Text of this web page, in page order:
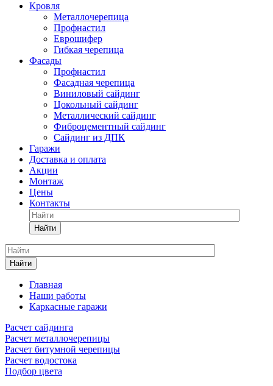
Кровля
Металлочерепица
Профнастил
Еврошифер
Гибкая черепица
Фасады
Профнастил
Фасадная черепица
Виниловый сайдинг
Цокольный сайдинг
Металлический сайдинг
Фиброцементный сайдинг
Сайдинг из ДПК
Гаражи
Доставка и оплата
Акции
Монтаж
Цены
Контакты
Найти
Найти
Главная
Наши работы
Каркасные гаражи
Расчет сайдинга
Расчет металлочерепицы
Расчет битумной черепицы
Расчет водостока
Подбор цвета